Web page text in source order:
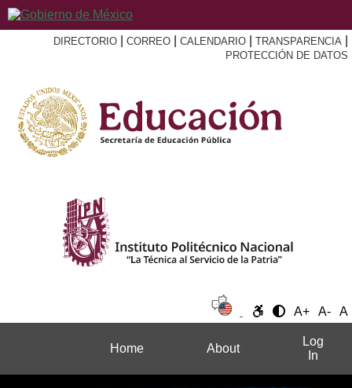
DIRECTORIO CORREO CALENDARIO TRANSPARENCIA
PROTECCIÓN DE DATOS
A+ A- A
Home About
Log
In